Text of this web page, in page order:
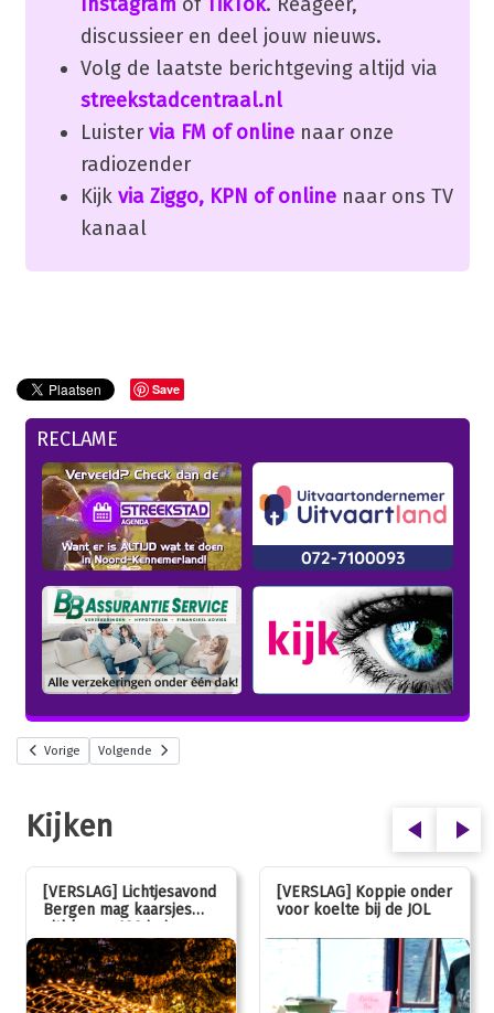
discussieer en deel jouw nieuws.
Volg de laatste berichtgeving altijd via
streekstadcentraal.nl
Luister via FM of onlinenaar onze
radiozender
Kijk via Ziggo, KPN of onlinenaar ons TV
kanaal
Save
RECLAME
Vorige Volgende
Kijken
[VERSLAG] Lichtjesavond
Bergen mag kaarsjes
uitblazen: 100 jarig
jubileum!
[VERSLAG] Koppie onder
voor koelte bij de JOL